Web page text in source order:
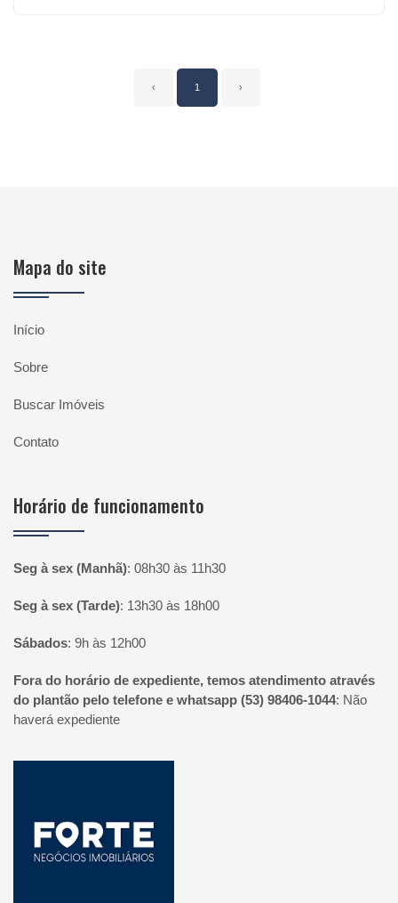
‹ 1 ›
Mapa do site
Início
Sobre
Buscar Imóveis
Contato
Horário de funcionamento
Seg à sex (Manhã): 08h30 às 11h30
Seg à sex (Tarde): 13h30 às 18h00
Sábados: 9h às 12h00
Fora do horário de expediente, temos atendimento através
do plantão pelo telefone e whatsapp (53) 98406-1044: Não
haverá expediente